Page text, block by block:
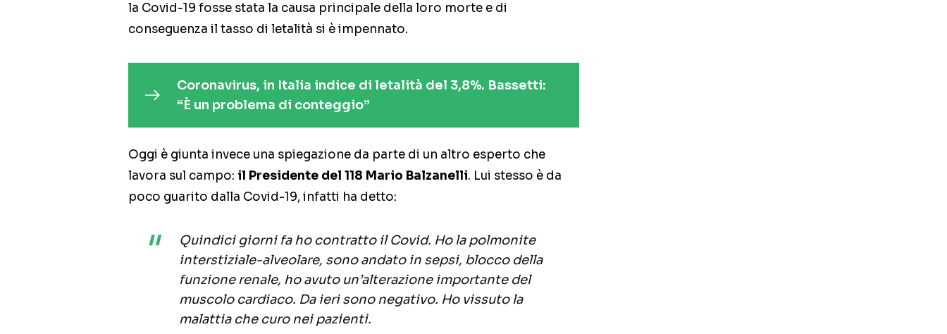
la Covid-19 fosse stata la causa principale della loro morte e di
conseguenza il tasso di letalità si è impennato.
Coronavirus, in Italia indice di letalità del 3,8%. Bassetti:
“È un problema di conteggio”
Oggi è giunta invece una spiegazione da parte di un altro esperto che
lavora sul campo: il Presidente del 118 Mario Balzanelli. Lui stesso è da
poco guarito dalla Covid-19, infatti ha detto:
Quindici giorni fa ho contratto il Covid. Ho la polmonite
interstiziale-alveolare, sono andato in sepsi, blocco della
funzione renale, ho avuto un’alterazione importante del
muscolo cardiaco. Da ieri sono negativo. Ho vissuto la
malattia che curo nei pazienti.